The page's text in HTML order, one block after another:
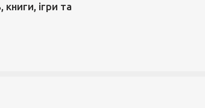
ігри та